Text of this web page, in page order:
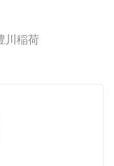
川稲荷